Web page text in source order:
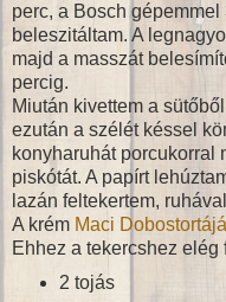
perc, a Bosch
beleszitáltam. A
majd a masszát
percig.
Miután kivettem a
ezután a szélét késsel
konyharuhát porcukorral
piskótát. A papírt
lazán feltekertem,
A krém Maci
Ehhez a tekercshez elég
2 tojás